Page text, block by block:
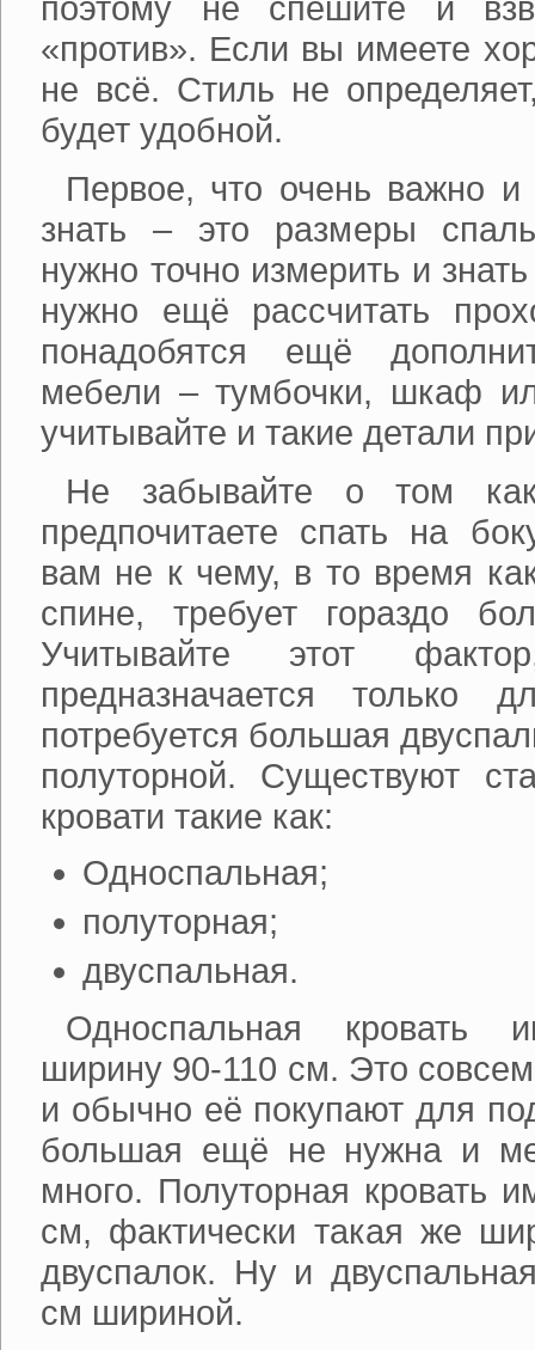
поэтому не спешите и
«против». Если вы имеете
не всё. Стиль не
будет удобной.
Первое, что очень важно и
знать – это размеры
нужно точно измерить и
нужно ещё рассчитать
понадобятся ещё
мебели – тумбочки, шкаф
учитывайте и такие детали
Не забывайте о том
предпочитаете спать на
вам не к чему, в то время
спине, требует гораздо
Учитывайте этот
предназначается только
потребуется большая
полуторной. Существуют
кровати такие как:
Односпальная;
полуторная;
двуспальная.
Односпальная кровать
ширину 90-110 см. Это
и обычно её покупают для
большая ещё не нужна и
много. Полуторная кровать
см, фактически такая же
двуспалок. Ну и
см шириной.